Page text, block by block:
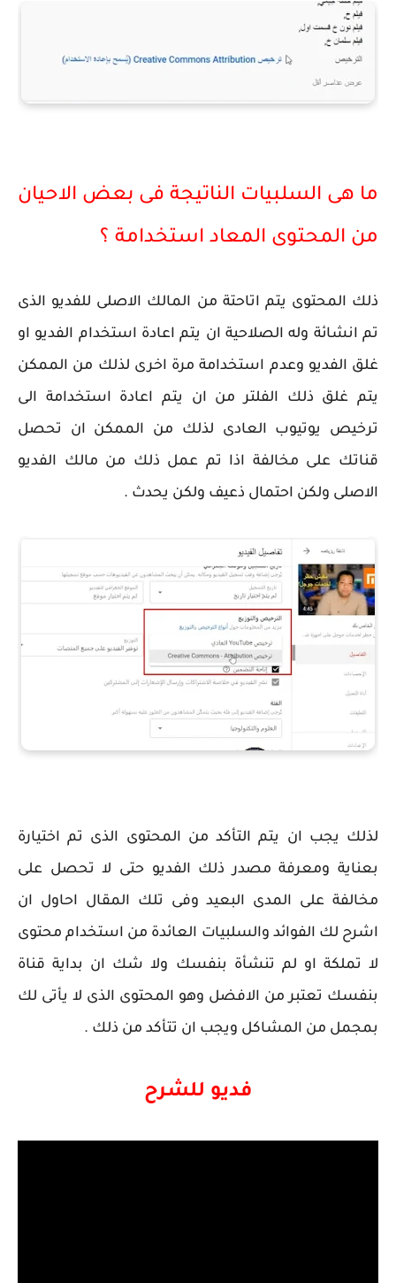
ما هى السلبيات الناتيجة فى بعض الاحيان
من المحتوى المعاد استخدامة ؟
ذلك المحتوى يتم اتاحتة من المالك الاصلى للفديو الذى
تم انشائة وله الصلاحية ان يتم اعادة استخدام الفديو او
غلق الفديو وعدم استخدامة مرة اخرى لذلك من الممكن
يتم غلق ذلك الفلتر من ان يتم اعادة استخدامة الى
ترخيص يوتيوب العادى لذلك من الممكن ان تحصل
قناتك على مخالفة اذا تم عمل ذلك من مالك الفديو
الاصلى ولكن احتمال ذعيف ولكن يحدث .
لذلك يجب ان يتم التأكد من المحتوى الذى تم اختيارة
بعناية ومعرفة مصدر ذلك الفديو حتى لا تحصل على
مخالفة على المدى البعيد وفى تلك المقال احاول ان
اشرح لك الفوائد والسلبيات العائدة من استخدام محتوى
لا تملكة او لم تنشأة بنفسك ولا شك ان بداية قناة
بنفسك تعتبر من الافضل وهو المحتوى الذى لا يأتى لك
بمجمل من المشاكل ويجب ان تتأكد من ذلك .
فديو للشرح